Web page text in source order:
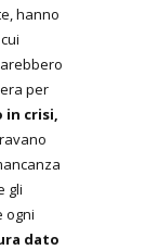
hanno
per
crisi,
gli
ogni
dato